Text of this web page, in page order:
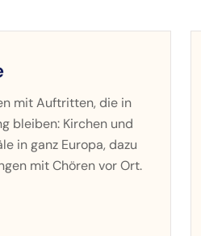
mit Auftritten, die in
bleiben: Kirchen und
in ganz Europa, dazu
mit Chören vor Ort.